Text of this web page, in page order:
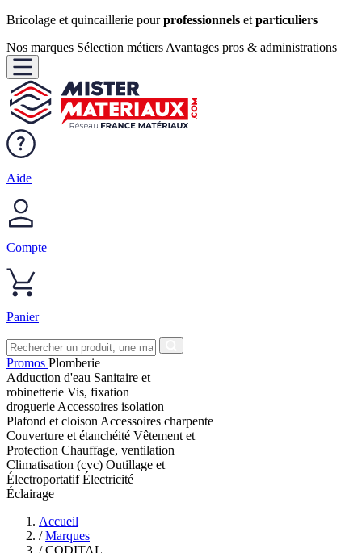
Bricolage et quincaillerie pourprofessionnels et particuliers
Nos marques Sélection métiers Avantages pros & administrations
Aide
Compte
Panier
Promos Plomberie
Adduction d'eau Sanitaire et
robinetterie Vis, fixation
droguerie Accessoires isolation
Plafond et cloison Accessoires charpente
Couverture et étanchéité Vêtement et
Protection Chauffage, ventilation
Climatisation (cvc) Outillage et
ÉlectroportatifÉlectricité
Éclairage
Accueil
/ Marques
/ CODITAL